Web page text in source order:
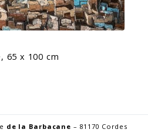
65 x 100 cm
de la Barbacane – 81170 Cordes